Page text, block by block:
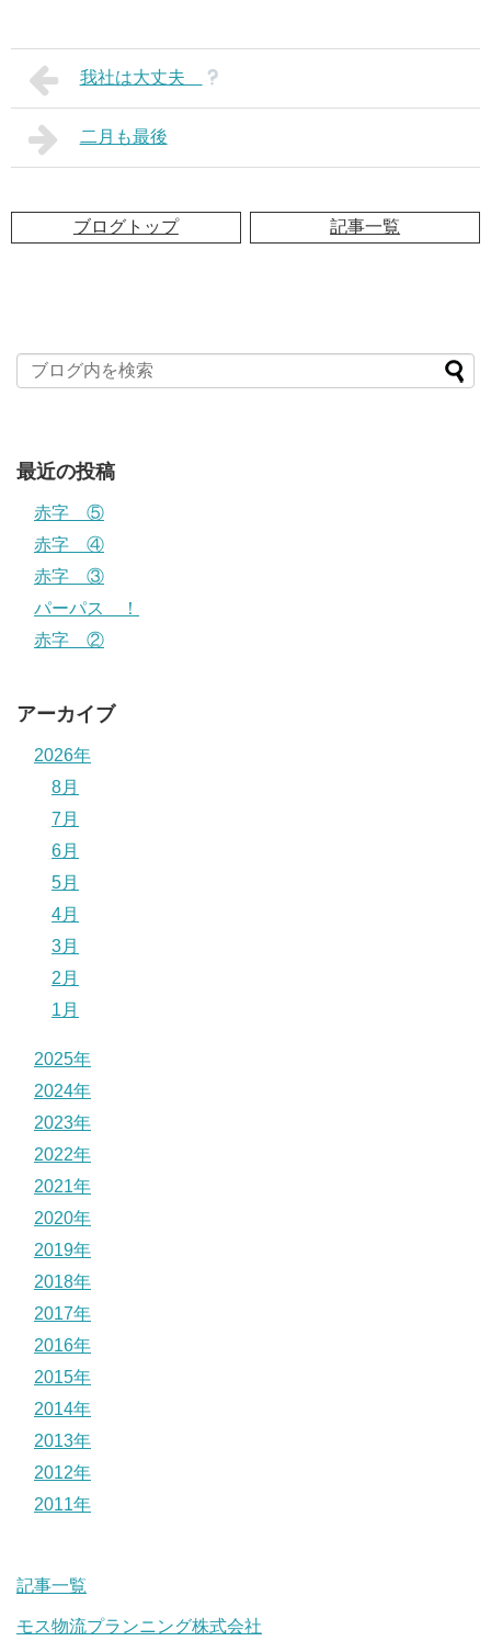
我社は大丈夫
二月も最後
ブログトップ 記事一覧
最近の投稿
赤字 ⑤
赤字 ④
赤字 ③
パーパス ！
赤字 ②
アーカイブ
2026年
8月
7月
6月
5月
4月
3月
2月
1月
2025年
2024年
2023年
2022年
2021年
2020年
2019年
2018年
2017年
2016年
2015年
2014年
2013年
2012年
2011年
記事一覧
モス物流プランニング株式会社